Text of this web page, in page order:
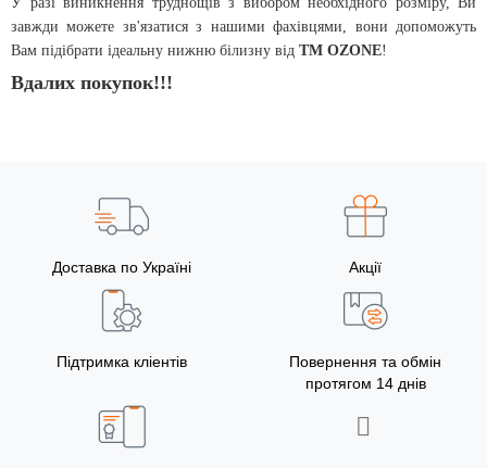
завжди можете зв'язатися з нашими фахівцями, вони допоможуть
Вам підібрати ідеальну нижню білизну від ТМ OZONE!
Вдалих покупок!!!
Доставка по Україні Акції
Підтримка кліентів
Повернення та обмін
протягом 14 днів